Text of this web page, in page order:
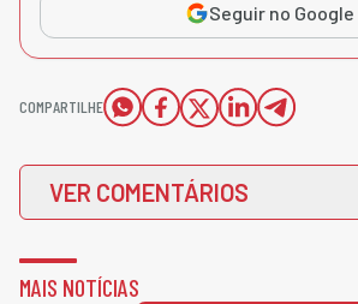
Seguir no Google
COMPARTILHE
VER COMENTÁRIOS
MAIS NOTÍCIAS